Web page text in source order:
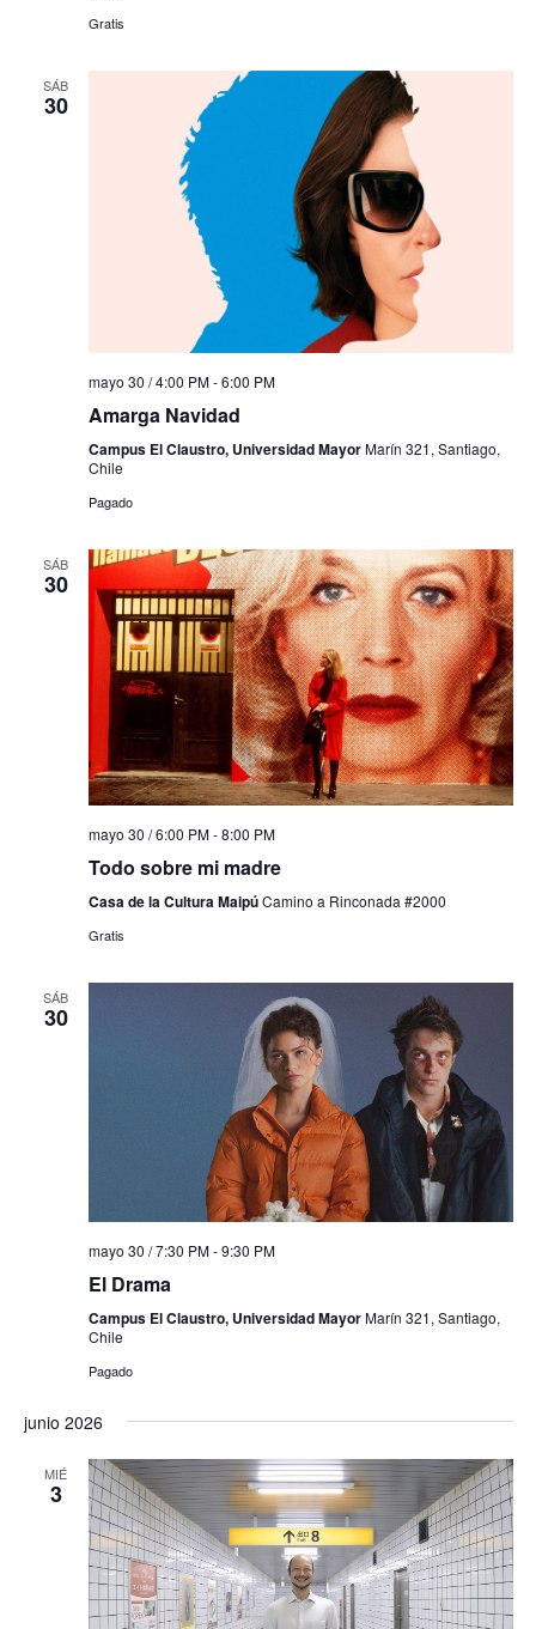
Gratis
SÁB
30
mayo 30 / 4:00 PM-6:00 PM
Amarga Navidad
Campus El Claustro, Universidad MayorMarín 321, Santiago,
Chile
Pagado
SÁB
30
mayo 30 / 6:00 PM-8:00 PM
Todo sobre mi madre
Casa de la Cultura MaipúCamino a Rinconada #2000
Gratis
SÁB
30
mayo 30 / 7:30 PM-9:30 PM
El Drama
Campus El Claustro, Universidad MayorMarín 321, Santiago,
Chile
Pagado
junio 2026
MIÉ
3